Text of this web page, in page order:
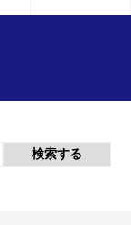
検索する